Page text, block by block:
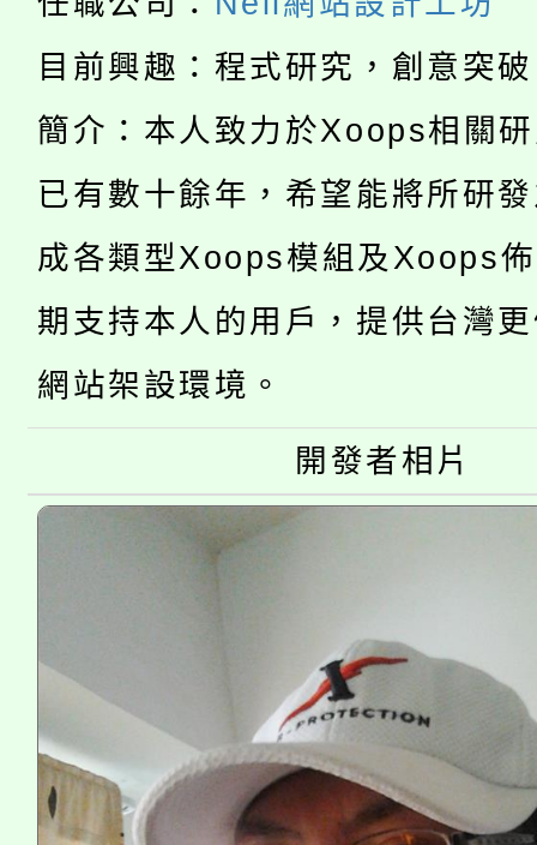
8/21下午1時於龍潭區
徵才活動。
YOUNG桃局內行報名
局官網。
8月14至27日，桃園電
開!
115年桃園市運動會8/
田徑場及游泳池舉行。
桃園市低收入戶享有免
視費優惠，中低收入戶
半價優惠，詳情可洽有
大園自造教育及科技中
份教師增能研習
大溪自造教育及科技中
份教師研習
淨零綠生活教案入校路
會
115年食農教育專業人
目前興趣：程式研究，創意突
簡介：本人致力於Xoops相關
已有數十餘年，希望能將所研
成各類型Xoops模組及Xoops
期支持本人的用戶，提供台灣
網站架設環境。
開發者相片